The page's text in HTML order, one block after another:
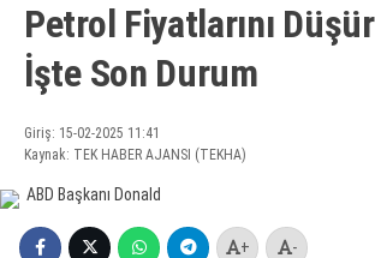
SIYASET
DÜNYA
TEKNOLOJI
Petrol Fiyatlarını
İşte Son Durum
Giriş: 15-02-2025 11:41
Kaynak: TEK HABER AJANSI (TEKHA)
+ -